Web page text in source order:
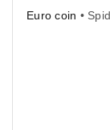
every tiny
Euro coin •